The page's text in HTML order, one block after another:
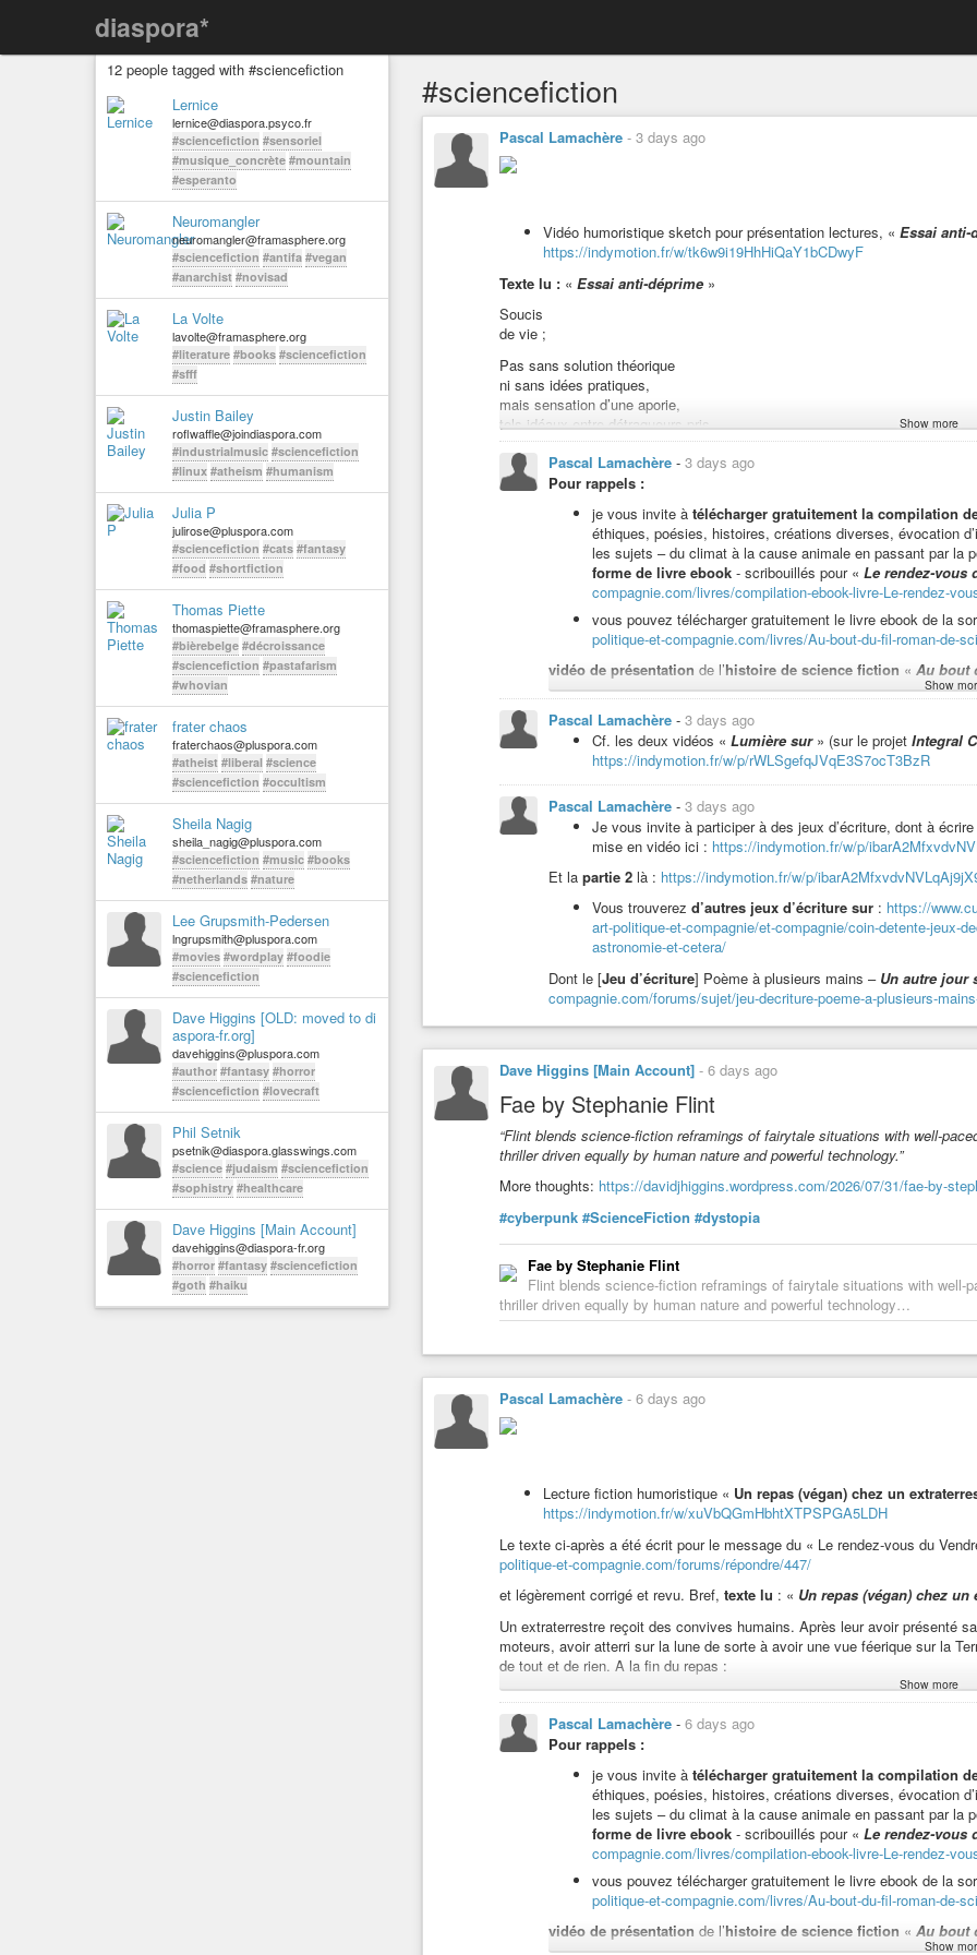
diaspora*
12 people tagged with #sciencefiction
Lernice
lernice@diaspora.psyco.fr
#sciencefiction #sensoriel
#musique_concrète #mountain
#esperanto
Neuromangler
neuromangler@framasphere.org
#sciencefiction #antifa #vegan
#anarchist #novisad
La Volte
lavolte@framasphere.org
#literature #books #sciencefiction
#sfff
Justin Bailey
roflwaffle@joindiaspora.com
#industrialmusic #sciencefiction
#linux #atheism #humanism
Julia P
julirose@pluspora.com
#sciencefiction #cats #fantasy
#food #shortfiction
Thomas Piette
thomaspiette@framasphere.org
#bièrebelge #décroissance
#sciencefiction #pastafarism
#whovian
frater chaos
fraterchaos@pluspora.com
#atheist #liberal #science
#sciencefiction #occultism
Sheila Nagig
sheila_nagig@pluspora.com
#sciencefiction #music #books
#netherlands #nature
Lee Grupsmith-Pedersen
lngrupsmith@pluspora.com
#movies #wordplay #foodie
#sciencefiction
Dave Higgins [OLD: moved to di
aspora-fr.org]
davehiggins@pluspora.com
#author #fantasy #horror
#sciencefiction #lovecraft
Phil Setnik
psetnik@diaspora.glasswings.com
#science #judaism #sciencefiction
#sophistry #healthcare
Dave Higgins [Main Account]
davehiggins@diaspora-fr.org
#horror #fantasy #sciencefiction
#goth #haiku
#sciencefiction
Pascal Lamachère - 3 days ago
Vidéo humoristique sketch pour présentation lectures, « Essai anti-
https://indymotion.fr/w/tk6w9i19HhHiQaY1bCDwyF
Texte lu : « Essai anti-déprime »
Soucis
de vie ;
Pas sans solution théorique
ni sans idées pratiques,
mais sensation d’une aporie,
tels idéaux entre détraqueurs pris.
Expecto Patronum ! »
Pour vous inviter à lire entre autres «
Comme un poisson dans l’eau
Lecture fiction humoristique « Un repas (végan) chez un
https://indymotion.fr/w/xuVbQGmHbhtXTPSPGA5LDH
Humeur à l’improvisation musicale pourprésentations de livres:
Façon de vous inviter conseiller de la lecture pour cet été, et même au-
Vidéo de lecture du poème « Au temps de l’humeur ténébreuse»
Vidéo de lecture du poème « Humeur à l’intention lucide
Vidéo de lecture de l’épisode 9 de «Sur le front des urgences
https://indymotion.fr/w/p/
Vidéos de lecture du premier chapitre du romanLes pages
https://indymotion.fr/w/p/
merci de votre attention,
Bonne fin de mois juillet, bon début de mois d’août,
Bon courage.
#poesie #poésie #poeme #poème
#santé #nature #culture #litterature #littérature #journal #histoire
#heroicfantasy #fantaisie #politique #philosophie #environnement
Show more
Pascal Lamachère - 3 days ago
Pour rappels :
je vous invite à télécharger gratuitement la compilation
éthiques, poésies, histoires, créations diverses, évocation
les sujets – du climat à la cause animale en passant par la
forme de livre ebook - scribouillés pour « Le rendez-vous
compagnie.com/livres/compilation-ebook-livre-Le-rendez-
vous pouvez télécharger gratuitement le livre ebook de la
politique-et-compagnie.com/livres/Au-bout-du-fil-roman-de-
vidéo de présentation de l’histoire de science fiction « Au bout
Liste de lecture pour tout écouter depuis le débutde la
https://indymotion.fr/w/p/
Pour écouter zyeuter à partir de la lecture de « Au bout
https://indymotion.fr/w/p/
Show
Pascal Lamachère - 3 days ago
Cf. les deux vidéos « Lumière sur» (sur le projet Integral
https://indymotion.fr/w/p/rWLSgefqJVqE3S7ocT3BzR
Pascal Lamachère - 3 days ago
Je vous invite à participer à des jeux d’écriture, dont à écrire
mise en vidéo ici : https://indymotion.fr/w/p/
Et la partie 2 là : https://indymotion.fr/w/p/
Vous trouverez d’autres jeux d’écriture sur : https://
art-politique-et-compagnie/et-compagnie/coin-detente-jeux-
astronomie-et-cetera/
Dont le [Jeu d’écriture] Poème à plusieurs mains – Un autre jour
compagnie.com/forums/sujet/jeu-decriture-poeme-a-plusieurs-
Dave Higgins [Main Account] - 6 days ago
Fae by Stephanie Flint
“Flint blends science-fiction reframings of fairytale situations with well-
thriller driven equally by human nature and powerful technology.”
More thoughts: https://davidjhiggins.wordpress.com/2026/07/31/fae-by-
#cyberpunk #ScienceFiction #dystopia
Fae by Stephanie Flint
Flint blends science-fiction reframings of fairytale situations with well-
thriller driven equally by human nature and powerful technology…
Pascal Lamachère - 6 days ago
Lecture fiction humoristique « Un repas (végan) chez un
https://indymotion.fr/w/xuVbQGmHbhtXTPSPGA5LDH
Le texte ci-après a été écrit pour le message du « Le rendez-vous du
politique-et-compagnie.com/forums/répondre/447/
et légèrement corrigé et revu. Bref, texte lu : « Un repas (végan) chez un
Un extraterrestre reçoit des convives humains. Après leur avoir présenté
moteurs, avoir atterri sur la lune de sorte à avoir une vue féerique sur la
de tout et de rien. A la fin du repas :
Un convive : « C’était délicieux, j’ai particulièrement apprécié l’entrée,
L’extraterrestre : « Non, de la vôtre ! »
Le convive : « Ah ! Je me disais bien ! Vous avez repris la recette d’un de
L’extraterrestre : « C’était un soufflé au fromage de lait d’humaine ! »
Le convive : « Quoi ? Euh… Yerk ! »
Un autre convive : « Euh, vous plaisantez, hein ? Vous nous donnerez la
votre astuce pour la cuisson du pavé qui a accompagné les légumes, mais
aussi tendre et savoureuse. »
L’extraterrestre : « Une plaisanterie ? Non. La recette ? Vous fécondez
d’un bébé, vous lui pompez son lait et le faites cailler pour du fromage de
Show more
Pascal Lamachère - 6 days ago
Pour rappels :
je vous invite à télécharger gratuitement la compilation
éthiques, poésies, histoires, créations diverses, évocation
les sujets – du climat à la cause animale en passant par la
forme de livre ebook - scribouillés pour « Le rendez-vous
compagnie.com/livres/compilation-ebook-livre-Le-rendez-
vous pouvez télécharger gratuitement le livre ebook de la
politique-et-compagnie.com/livres/Au-bout-du-fil-roman-de-
vidéo de présentation de l’histoire de science fiction « Au bout
Show